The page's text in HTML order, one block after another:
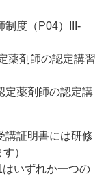
制度（P04）III-
薬剤師の認定講習
定薬剤師の認定講
講証明書には研修
）
はいずれか一つの